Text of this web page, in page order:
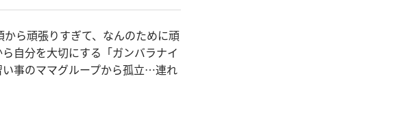
ら頑張りすぎて、なんのために頑
自分を大切にする「ガンバラナイ
事のママグループから孤立…連れ